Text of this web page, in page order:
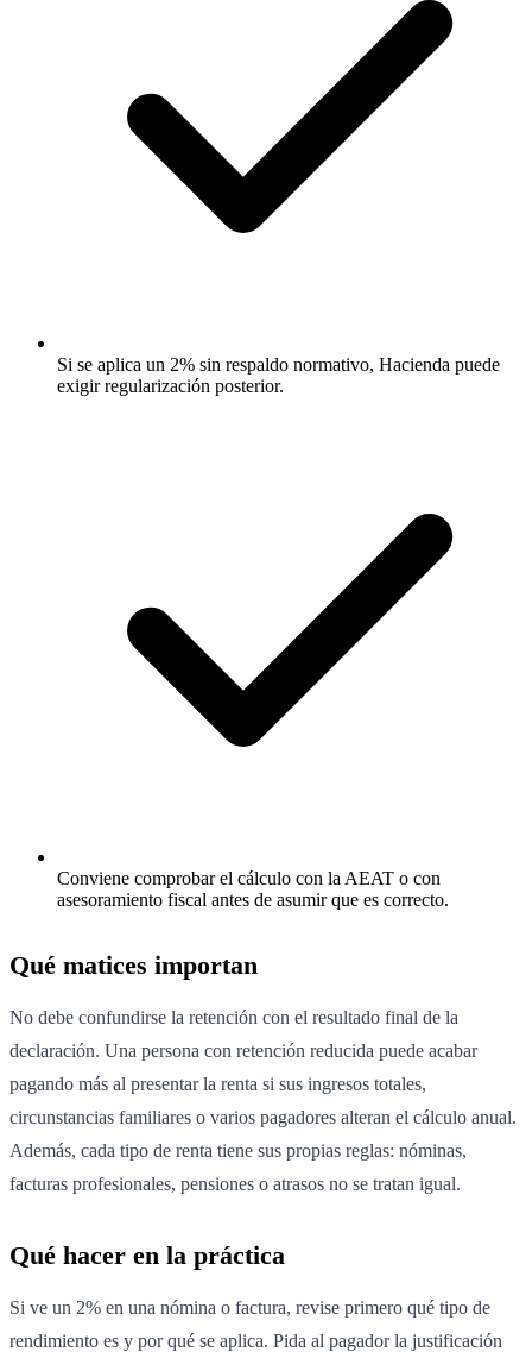
Si se aplica un 2% sin respaldo normativo, Hacienda puede
exigir regularización posterior.
Conviene comprobar el cálculo con la AEAT o con
asesoramiento fiscal antes de asumir que es correcto.
Qué matices importan
No debe confundirse la retención con el resultado final de la
declaración. Una persona con retención reducida puede acabar
pagando más al presentar la renta si sus ingresos totales,
circunstancias familiares o varios pagadores alteran el cálculo anual.
Además, cada tipo de renta tiene sus propias reglas: nóminas,
facturas profesionales, pensiones o atrasos no se tratan igual.
Qué hacer en la práctica
Si ve un 2% en una nómina o factura, revise primero qué tipo de
rendimiento es y por qué se aplica. Pida al pagador la justificación